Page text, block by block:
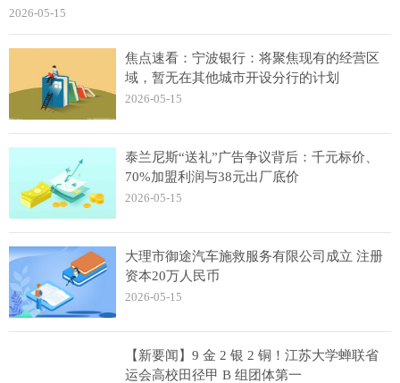
2026-05-15
焦点速看：宁波银行：将聚焦现有的经营区
域，暂无在其他城市开设分行的计划
2026-05-15
泰兰尼斯“送礼”广告争议背后：千元标价、
70%加盟利润与38元出厂底价
2026-05-15
大理市御途汽车施救服务有限公司成立 注册
资本20万人民币
2026-05-15
【新要闻】9 金 2 银 2 铜！江苏大学蝉联省
运会高校田径甲 B 组团体第一